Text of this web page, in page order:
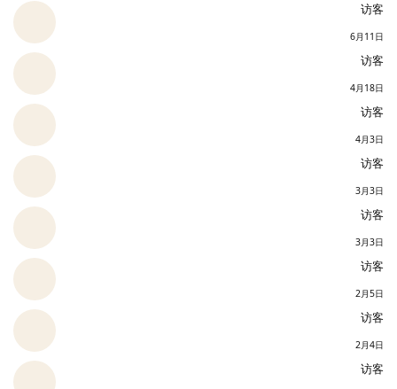
访客
6月11日
访客
4月18日
访客
4月3日
访客
3月3日
访客
3月3日
访客
2月5日
访客
2月4日
访客